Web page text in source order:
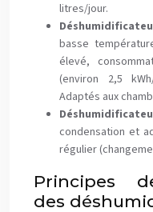
litres/jour.
basse
élevé,
(environ 2,5
Adaptés aux
condensation et
régulier
Principes
des